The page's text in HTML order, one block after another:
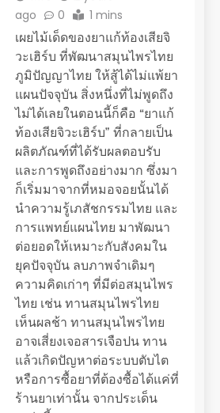
ago
0 1 mins
เผยไม้เด็ดของยาแก้ท้องเสียจิ
วะเฮิร์บ ที่พัฒนาสมุนไพรไทย
ภูมิปัญญาไทย ให้สู้ได้ไม่แพ้ยา
แผนปัจจุบัน สิ่งหนึ่งที่ไม่พูดถึง
ไม่ได้เลยในตอนนี้ก็คือ “ยาแก้
ท้องเสียจิวะเฮิร์บ” ที่กลายเป็น
ผลิตภัณฑ์ที่ได้รับผลตอบรับ
และการพูดถึงอย่างมาก ซึ่งมา
ก็เริ่มมาจากที่หมอจอยนั้นได้
นำความรู้เภสัชกรรมไทย และ
การแพทย์แผนไทย มาพัฒนา
ต่อยอดให้เหมาะกับสังคมใน
ยุคปัจจุบัน ลบภาพจำเดิมๆ
ความคิดเก่าๆ ที่มีต่อสมุนไพร
ไทย เช่น ทานสมุนไพรไทย
เห็นผลช้า ทานสมุนไพรไทย
อาจเสี่ยงเจอสารเจือปน ทาน
แล้วเกิดปัญหาต่อระบบตับไต
หรือการซื้อยาที่ต้องซื้อได้แค่ที่
ร้านยาเท่านั้น จากประเด็น